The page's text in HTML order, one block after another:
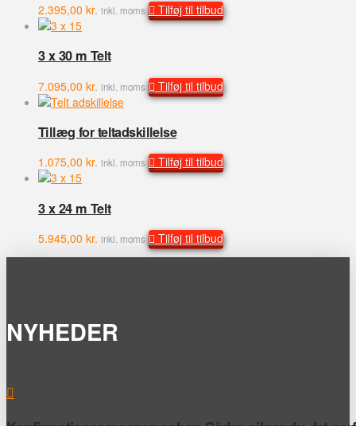
2.395,00 kr. inkl. moms Tilføj til tilbud
3 x 30 m Telt
7.095,00 kr. inkl. moms Tilføj til tilbud
Tillæg for teltadskillelse
1.075,00 kr. inkl. moms Tilføj til tilbud
3 x 24 m Telt
5.945,00 kr. inkl. moms Tilføj til tilbud
NYHEDER